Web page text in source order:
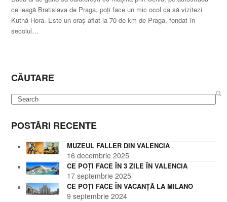
ce leagă Bratislava de Praga, poți face un mic ocol ca să vizitezi
Kutná Hora. Este un oraș aflat la 70 de km de Praga, fondat în
secolul…
CĂUTARE
Search
POSTĂRI RECENTE
MUZEUL FALLER DIN VALENCIA
16 decembrie 2025
CE POȚI FACE ÎN 3 ZILE ÎN VALENCIA
17 septembrie 2025
CE POȚI FACE ÎN VACANȚĂ LA MILANO
9 septembrie 2024